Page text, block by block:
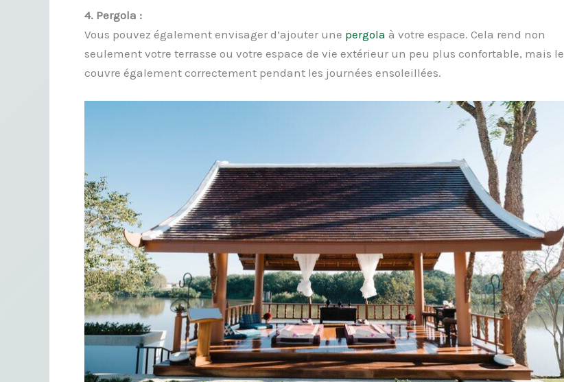
4. Pergola :
Vous pouvez également envisager d’ajouter une pergola à votre espace. Cela rend non
seulement votre terrasse ou votre espace de vie extérieur un peu plus confortable, mais le
couvre également correctement pendant les journées ensoleillées.